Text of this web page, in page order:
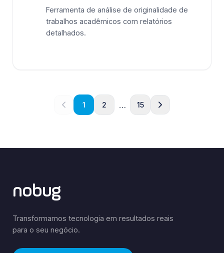
Ferramenta de análise de originalidade de
trabalhos acadêmicos com relatórios
detalhados.
1 2 … 15
nobug
Transformamos tecnologia em resultados reais
para o seu negócio.